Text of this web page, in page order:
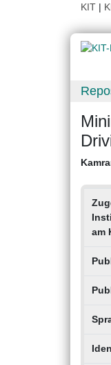
KIT |
am